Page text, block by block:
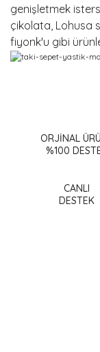
genişletmek
çikolata, Lohusa
fiyonk'u gibi
Ürün
Ürün
ORJİNAL
%100
CANLI
DESTEK